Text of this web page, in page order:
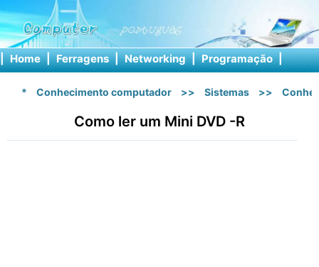
| Home | Ferragens | Networking | Programação |
* Conhecimento computador >> Sistemas >>
Como ler um Mini DVD -R